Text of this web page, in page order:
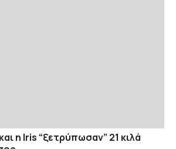
η Iris “ξετρύπωσαν” 21 κιλά